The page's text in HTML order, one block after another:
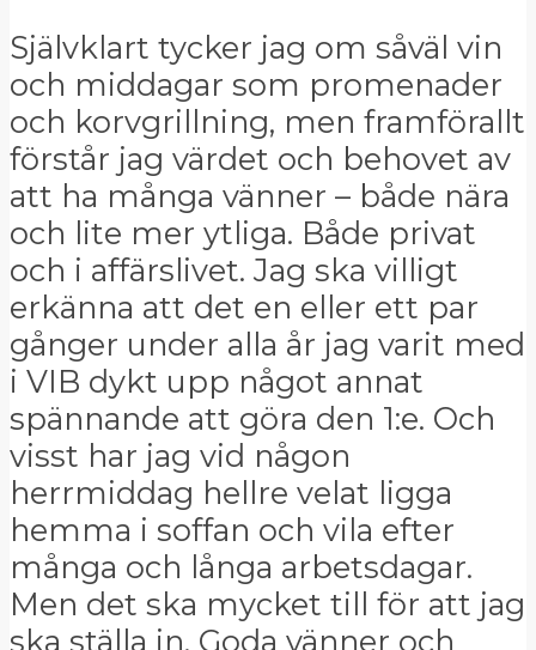
Självklart tycker jag om såväl vin
och middagar som promenader
och korvgrillning, men framförallt
förstår jag värdet och behovet av
att ha många vänner – både nära
och lite mer ytliga. Både privat
och i affärslivet. Jag ska villigt
erkänna att det en eller ett par
gånger under alla år jag varit med
i VIB dykt upp något annat
spännande att göra den 1:e. Och
visst har jag vid någon
herrmiddag hellre velat ligga
hemma i soffan och vila efter
många och långa arbetsdagar.
Men det ska mycket till för att jag
ska ställa in. Goda vänner och